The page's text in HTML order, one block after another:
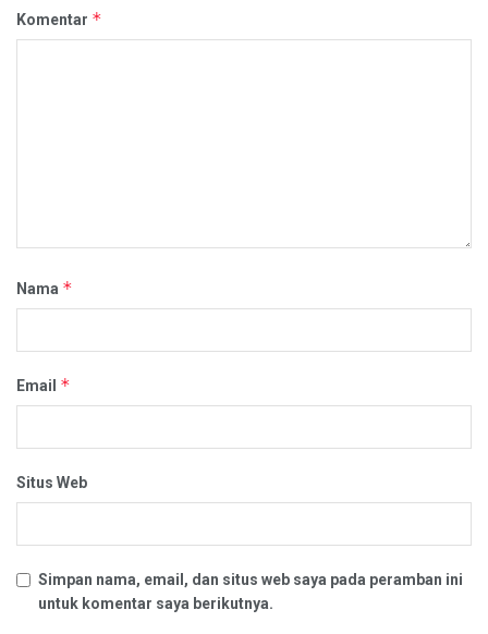
Komentar *
Nama *
Email *
Situs Web
Simpan nama, email, dan situs web saya pada peramban ini
untuk komentar saya berikutnya.